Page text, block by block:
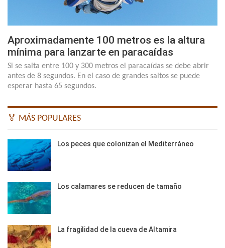
Aproximadamente 100 metros es la altura
mínima para lanzarte en paracaídas
Si se salta entre 100 y 300 metros el paracaídas se debe abrir
antes de 8 segundos. En el caso de grandes saltos se puede
esperar hasta 65 segundos.
🏅 MÁS POPULARES
Los peces que colonizan el Mediterráneo
Los calamares se reducen de tamaño
La fragilidad de la cueva de Altamira